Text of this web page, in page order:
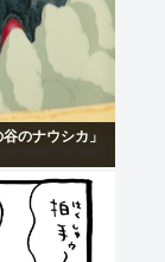
のナウシカ」